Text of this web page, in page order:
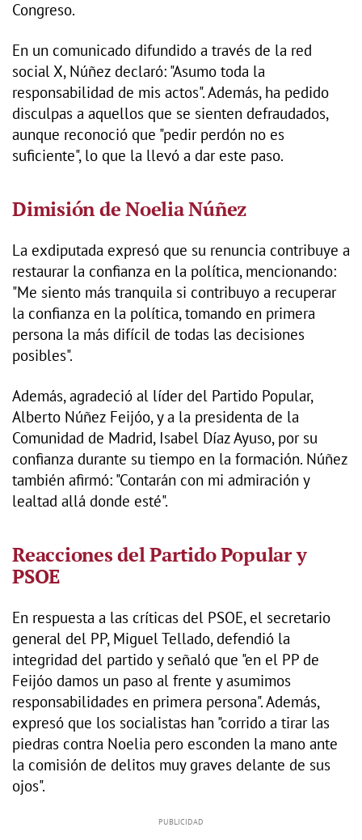
Congreso.
En un comunicado difundido a través de la red
social X, Núñez declaró: "Asumo toda la
responsabilidad de mis actos". Además, ha pedido
disculpas a aquellos que se sienten defraudados,
aunque reconoció que "pedir perdón no es
suficiente", lo que la llevó a dar este paso.
Dimisión de Noelia Núñez
La exdiputada expresó que su renuncia contribuye a
restaurar la confianza en la política, mencionando:
"Me siento más tranquila si contribuyo a recuperar
la confianza en la política, tomando en primera
persona la más difícil de todas las decisiones
posibles".
Además, agradeció al líder del Partido Popular,
Alberto Núñez Feijóo, y a la presidenta de la
Comunidad de Madrid, Isabel Díaz Ayuso, por su
confianza durante su tiempo en la formación. Núñez
también afirmó: "Contarán con mi admiración y
lealtad allá donde esté".
Reacciones del Partido Popular y
PSOE
En respuesta a las críticas del PSOE, el secretario
general del PP, Miguel Tellado, defendió la
integridad del partido y señaló que "en el PP de
Feijóo damos un paso al frente y asumimos
responsabilidades en primera persona". Además,
expresó que los socialistas han "corrido a tirar las
piedras contra Noelia pero esconden la mano ante
la comisión de delitos muy graves delante de sus
ojos".